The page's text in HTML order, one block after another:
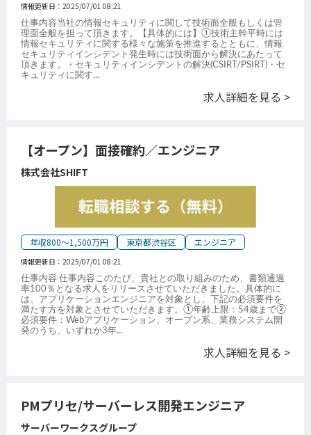
情報更新日： 2025/07/01 08:21
仕事内容当社の情報セキュリティに関して技術面全般もしくは管
理面全般を担って頂きます。【具体的には】①技術主幹平時には
情報セキュリティに関する様々な施策を推進するとともに、情報
セキュリティインシデント発生時には技術面から解決にあたって
頂きます。・セキュリティインシデントの解決(CSIRT/PSIRT)・セ
キュリティに関す...
求人詳細を見る >
【オープン】面接確約／エンジニア
株式会社SHIFT
年収800～1,500万円 東京都渋谷区 エンジニア
情報更新日： 2025/07/01 08:21
仕事内容 仕事内容このたび、貴社との取り組みのため、書類通過
率100％となる求人をリリースさせていただきました。具体的に
は、アプリケーションエンジニアを対象とし、下記の必須要件を
満たす方を対象とさせていただきます。①年齢上限：54歳まで②
必須要件：Webアプリケーション、オープン系、業務システム開
発のうち、いずれか3年...
求人詳細を見る >
PMプリセ/サーバーレス開発エンジニア
サーバーワークスグループ